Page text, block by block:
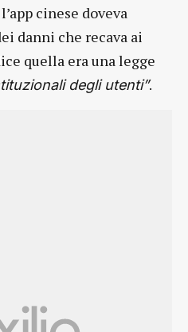
cinese doveva
danni che recava ai
quella era una legge
degli utenti”.